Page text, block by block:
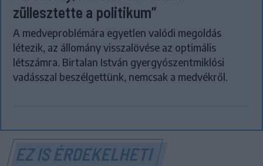
züllesztette a politikum”
A medveproblémára egyetlen valódi megoldás
létezik, az állomány visszalövése az optimális
létszámra. Birtalan István gyergyószentmiklósi
vadásszal beszélgettünk, nemcsak a medvékről.
EZ IS ÉRDEKELHETI